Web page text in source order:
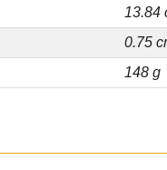
13.84
0.75
148 g